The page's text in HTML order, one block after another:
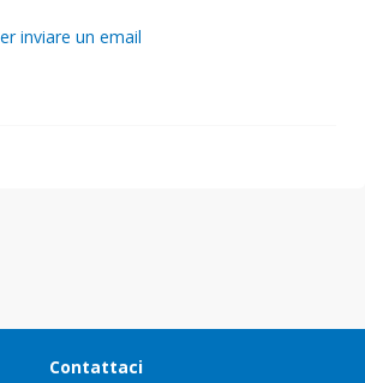
inviare un email
Contattaci